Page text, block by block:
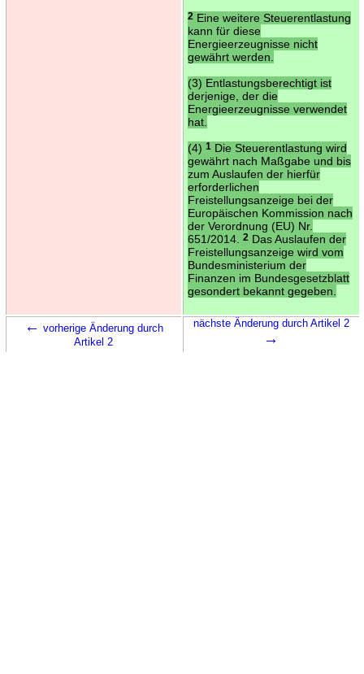
2Eine weitere Steuerentlastung
kann für diese
Energieerzeugnisse nicht
gewährt werden.
(3) Entlastungsberechtigt ist
derjenige, der die
Energieerzeugnisse verwendet
hat.
(4) 1Die Steuerentlastung wird
gewährt nach Maßgabe und bis
zum Auslaufen der hierfür
erforderlichen
Freistellungsanzeige bei der
Europäischen Kommission nach
der Verordnung (EU) Nr.
651/2014.
2Das Auslaufen der
Freistellungsanzeige wird vom
Bundesministerium der
Finanzen im Bundesgesetzblatt
gesondert bekannt gegeben.
← vorherige Änderung durch
Artikel 2
nächste Änderung durch Artikel 2
→